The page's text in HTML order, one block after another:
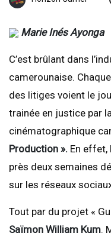
Marie Inés Ayonga
C’est brûlant dans
camerounaise.
des litiges voient le
trainée en justice par
cinématographique
Production ». En effet,
près deux semaines
sur les réseaux
Tout par du projet «
Saïmon William Kum.